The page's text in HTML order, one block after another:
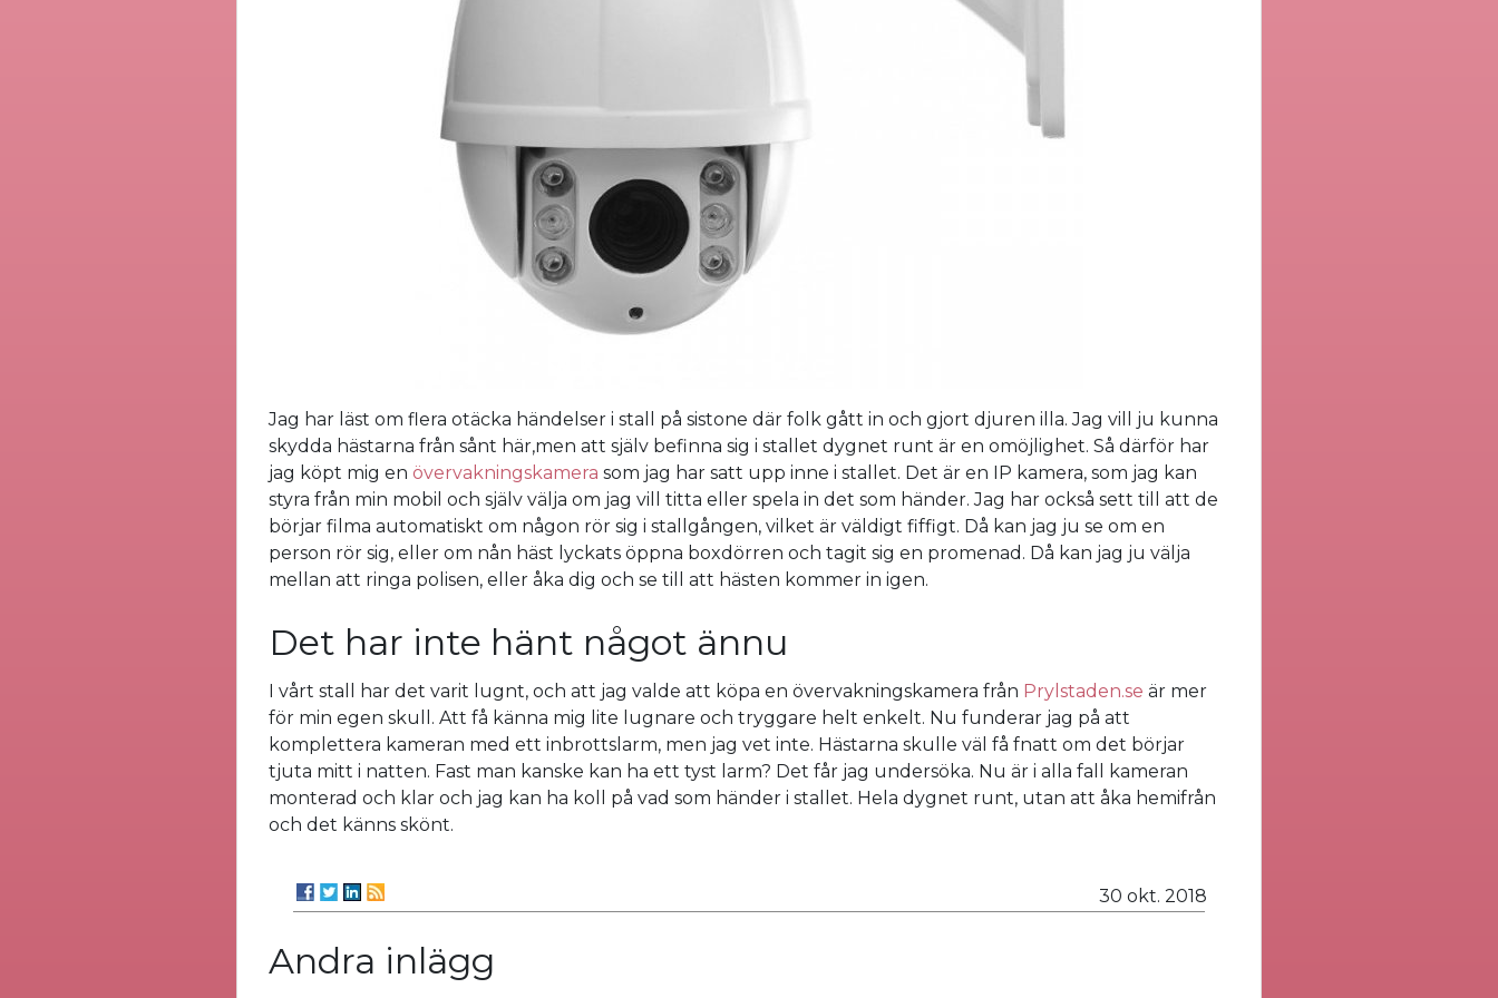
Jag har läst om flera otäcka händelser i stall på sistone där folk gått in och gjort djuren illa. Jag vill ju kunna
skydda hästarna från sånt här,men att själv befinna sig i stallet dygnet runt är en omöjlighet. Så därför har
jag köpt mig en övervakningskamera som jag har satt upp inne i stallet. Det är en IP kamera, som jag kan
styra från min mobil och själv välja om jag vill titta eller spela in det som händer. Jag har också sett till att de
börjar filma automatiskt om någon rör sig i stallgången, vilket är väldigt fiffigt. Då kan jag ju se om en
person rör sig, eller om nån häst lyckats öppna boxdörren och tagit sig en promenad. Då kan jag ju välja
mellan att ringa polisen, eller åka dig och se till att hästen kommer in igen.
Det har inte hänt något ännu
I vårt stall har det varit lugnt, och att jag valde att köpa en övervakningskamera från Prylstaden.se är mer
för min egen skull. Att få känna mig lite lugnare och tryggare helt enkelt. Nu funderar jag på att
komplettera kameran med ett inbrottslarm, men jag vet inte. Hästarna skulle väl få fnatt om det börjar
tjuta mitt i natten. Fast man kanske kan ha ett tyst larm? Det får jag undersöka. Nu är i alla fall kameran
monterad och klar och jag kan ha koll på vad som händer i stallet. Hela dygnet runt, utan att åka hemifrån
och det känns skönt.
30 okt. 2018
Andra inlägg